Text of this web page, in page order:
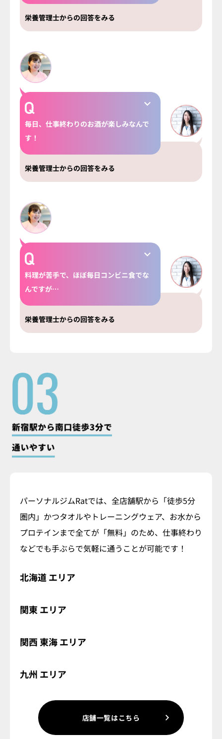
栄養管理士からの回答をみる
毎日、仕事終わりのお酒が楽しみなんで
す！
栄養管理士からの回答をみる
料理が苦手で、ほぼ毎日コンビニ食でな
んですが…
栄養管理士からの回答をみる
パーソナルジムRatでは、全店舗駅から「徒歩5分
圏内」かつタオルやトレーニングウェア、お水から
プロテインまで全てが「無料」のため、仕事終わり
などでも手ぶらで気軽に通うことが可能です！
北海道エリア
関東エリア
関西東海エリア
九州 エリア
店舗一覧はこちら